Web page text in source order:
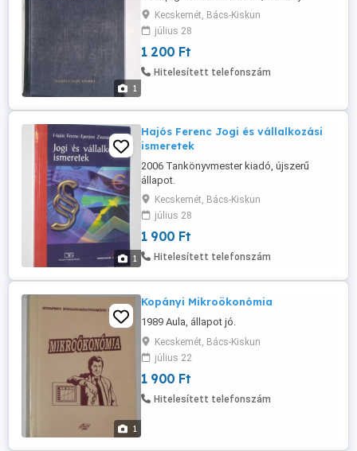
1
Kecskemét, Bács-Kiskun
július 28
1 200 Ft
Hitelesített telefonszám
1
Hajós Ferenc Jogi és vállalkozási
ismeretek
2006 Tankönyvmester kiadó, újszerű
állapot.
Kecskemét, Bács-Kiskun
július 28
1 900 Ft
Hitelesített telefonszám
1
Kopányi Mikroökonómia
1989 Aula, állapot jó.
Kecskemét, Bács-Kiskun
július 22
1 900 Ft
Hitelesített telefonszám